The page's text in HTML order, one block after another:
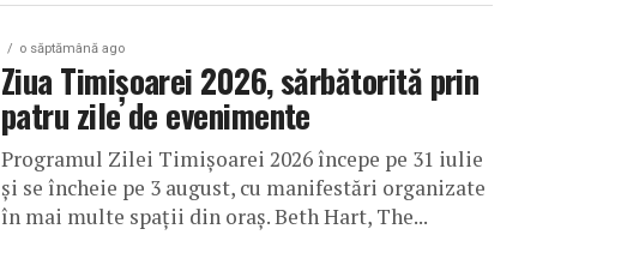
o săptămână ago
Ziua Timișoarei 2026, sărbătorită prin
patru zile de evenimente
Programul Zilei Timișoarei 2026 începe pe 31 iulie
și se încheie pe 3 august, cu manifestări organizate
în mai multe spații din oraș. Beth Hart, The...